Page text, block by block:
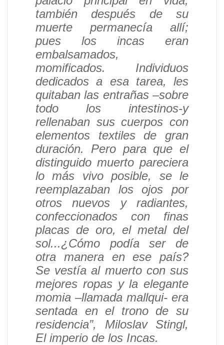
también después de su
muerte permanecía allí;
pues los incas eran
embalsamados,
momificados. Individuos
dedicados a esa tarea, les
quitaban las entrañas –sobre
todo los intestinos-y
rellenaban sus cuerpos con
elementos textiles de gran
duración. Pero para que el
distinguido muerto pareciera
lo más vivo posible, se le
reemplazaban los ojos por
otros nuevos y radiantes,
confeccionados con finas
placas de oro, el metal del
sol...¿Cómo podía ser de
otra manera en ese país?
Se vestía al muerto con sus
mejores ropas y la elegante
momia –llamada mallqui- era
sentada en el trono de su
residencia”, Miloslav Stingl,
El imperio de los Incas.